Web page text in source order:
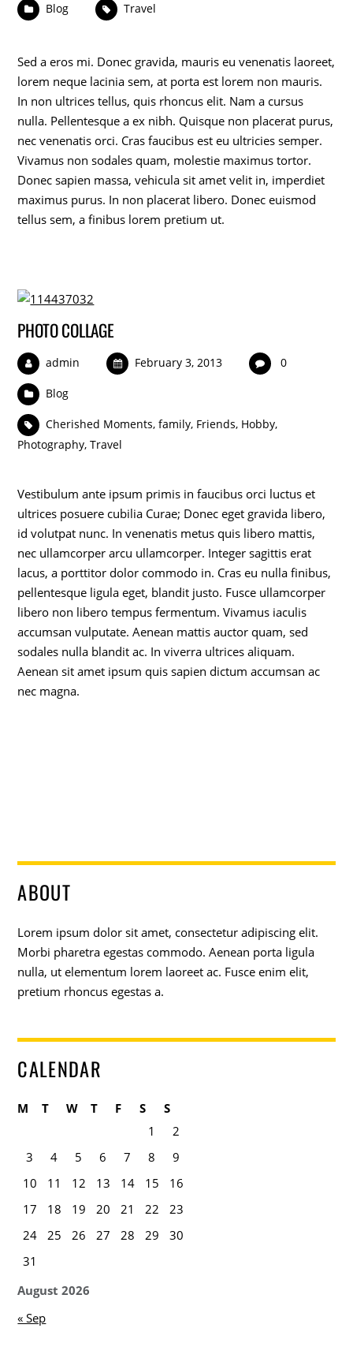
Blog Travel
Sed a eros mi. Donec gravida, mauris eu venenatis laoreet,
lorem neque lacinia sem, at porta est lorem non mauris.
In non ultrices tellus, quis rhoncus elit. Nam a cursus
nulla. Pellentesque a ex nibh. Quisque non placerat purus,
nec venenatis orci. Cras faucibus est eu ultricies semper.
Vivamus non sodales quam, molestie maximus tortor.
Donec sapien massa, vehicula sit amet velit in, imperdiet
maximus purus. In non placerat libero. Donec euismod
tellus sem, a finibus lorem pretium ut.
PHOTO COLLAGE
admin February 3, 2013 0
Blog
Cherished Moments,family, Friends, Hobby,
Photography,Travel
Vestibulum ante ipsum primis in faucibus orci luctus et
ultrices posuere cubilia Curae; Donec eget gravida libero,
id volutpat nunc. In venenatis metus quis libero mattis,
nec ullamcorper arcu ullamcorper. Integer sagittis erat
lacus, a porttitor dolor commodo in. Cras eu nulla finibus,
pellentesque ligula eget, blandit justo. Fusce ullamcorper
libero non libero tempus fermentum. Vivamus iaculis
accumsan vulputate. Aenean mattis auctor quam, sed
sodales nulla blandit ac. In viverra ultrices aliquam.
Aenean sit amet ipsum quis sapien dictum accumsan ac
nec magna.
ABOUT
Lorem ipsum dolor sit amet, consectetur adipiscing elit.
Morbi pharetra egestas commodo. Aenean porta ligula
nulla, ut elementum lorem laoreet ac. Fusce enim elit,
pretium rhoncus egestas a.
CALENDAR
August 2026
M T W T F S
S
1
2
3
4 5 6 7 8
9
10
11 12 13 14 15
16
17
18 19 20 21 22
23
24
25 26 27 28 29
30
31
« Sep